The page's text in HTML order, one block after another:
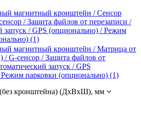
магнитный кронштейн / Сенсор
/ Защита файлов от перезаписи /
запуск / GPS (опционально) / Режим
(1)
магнитный кронштейн / Матрица от
/ G-сенсор / Защита файлов от
запуск / GPS
парковки (опционально) (1)
(без кронштейна) (ДxВxШ), мм